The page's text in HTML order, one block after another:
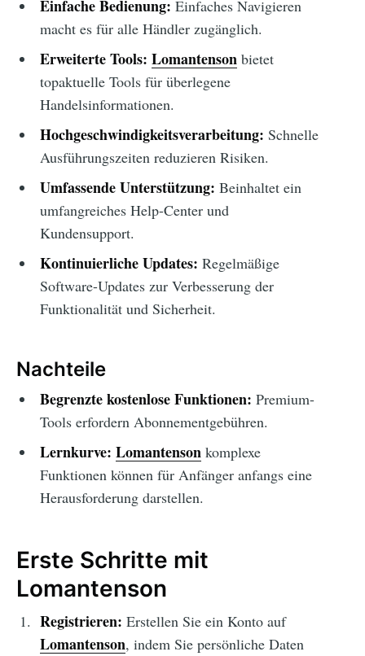
Einfache Bedienung: Einfaches Navigieren
macht es für alle Händler zugänglich.
Erweiterte Tools: Lomantensonbietet
topaktuelle Tools für überlegene
Handelsinformationen.
Hochgeschwindigkeitsverarbeitung: Schnelle
Ausführungszeiten reduzieren Risiken.
Umfassende Unterstützung: Beinhaltet ein
umfangreiches Help-Center und
Kundensupport.
Kontinuierliche Updates: Regelmäßige
Software-Updates zur Verbesserung der
Funktionalität und Sicherheit.
Nachteile
Begrenzte kostenlose Funktionen: Premium-
Tools erfordern Abonnementgebühren.
Lernkurve: Lomantenson komplexe
Funktionen können für Anfänger anfangs eine
Herausforderung darstellen.
Erste Schritte mit
Lomantenson
Registrieren: Erstellen Sie ein Konto auf
Lomantenson, indem Sie persönliche Daten